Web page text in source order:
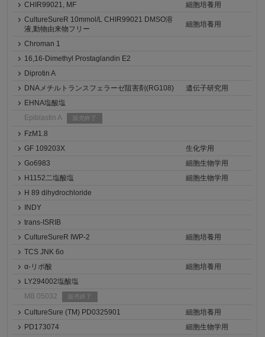
CHIR99021, MF
細胞培養用
CultureSureR 10mmol/L CHIR99021 DMSO溶
液,動物由来物フリー
細胞培養用
Chroman 1
16,16-Dimethyl Prostaglandin E2
Diprotin A
DNAメチルトランスフェラーゼ阻害剤(RG108)
遺伝子研究用
EHNA塩酸塩
Epiblastin A
販売終了
FzM1.8
GF 109203X
生化学用
Go6983
細胞生物学用
H1152二塩酸塩
細胞生物学用
H 89 dihydrochloride
INDY
trans-ISRIB
CultureSureR IWP-2
細胞培養用
TCS JNK 6o
α-リポ酸
細胞培養用
LY294002塩酸塩
MB 05032
販売終了
CultureSure (TM) PD0325901
細胞培養用
PD173074
細胞生物学用